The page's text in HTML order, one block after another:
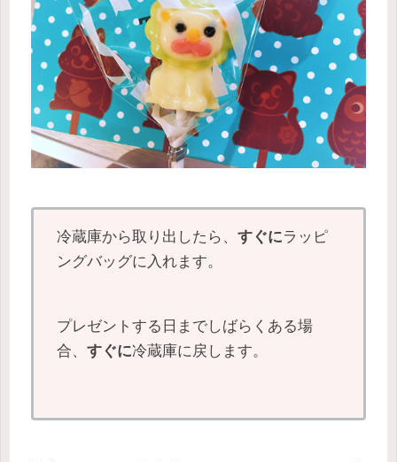
冷蔵庫から取り出したら、 すぐにラッピ
ングバッグに入れます。
プレゼントする日までしばらくある場
合、 すぐに冷蔵庫に戻します。